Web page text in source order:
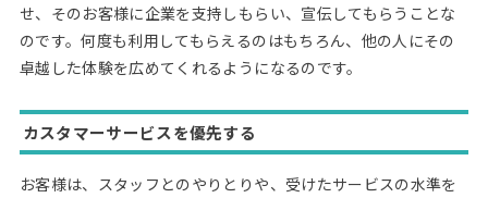
せ、そのお客様に企業を支持しもらい、宣伝してもらうことな
のです。何度も利用してもらえるのはもちろん、他の人にその
卓越した体験を広めてくれるようになるのです。
カスタマーサービスを優先する
お客様は、スタッフとのやりとりや、受けたサービスの水準を